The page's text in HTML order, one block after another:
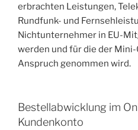
erbrachten Leistungen,
Rundfunk- und
Nichtunternehmer in EU-
werden und für die der
Anspruch genommen wird.
Bestellabwicklung im
Kundenkonto